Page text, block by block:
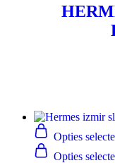
Opties
Opties